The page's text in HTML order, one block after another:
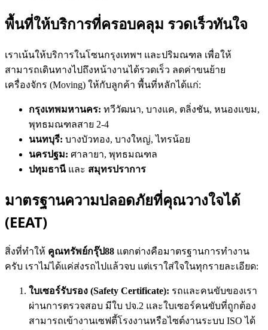
พื้นที่ให้บริการที่ครอบคลุม รวดเร็วทันใจ
เราเน้นให้บริการในโซนกรุงเทพฯ และปริมณฑล เพื่อให้
สามารถเดินทางไปถึงหน้างานได้รวดเร็ว ลดค่าขนย้าย
เครื่องจักร (Moving) ให้กับลูกค้า พื้นที่หลักได้แก่:
กรุงเทพมหานคร: ทวีวัฒนา, บางแค, ตลิ่งชัน, หนองแขม,
พุทธมณฑลสาย 2-4
นนทบุรี: บางบัวทอง, บางใหญ่, ไทรน้อย
นครปฐม: ศาลายา, พุทธมณฑล
ปทุมธานีและ สมุทรปราการ
มาตรฐานความปลอดภัยที่คุณวางใจได้
(EEAT)
สิ่งที่ทำให้ คูณทรัพย์กรุ๊ป88 แตกต่างคือมาตรฐานการทำงาน
ครับ เราไม่ได้แค่ส่งรถไปแล้วจบ แต่เราใส่ใจในทุกรายละเอียด:
ใบเซอร์รับรอง (Safety Certificate): รถและคนขับของเรา
ผ่านการตรวจสอบ มีใบ ปจ.2 และใบเซอร์คนขับที่ถูกต้อง
สามารถเข้างานเซฟตี้โรงงานหรือไซต์งานระบบ ISO ได้